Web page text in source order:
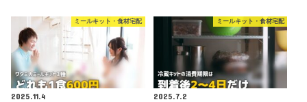
ミールキット・食材宅配
2025.11.4
ミールキット・食材宅配
2025.7.2